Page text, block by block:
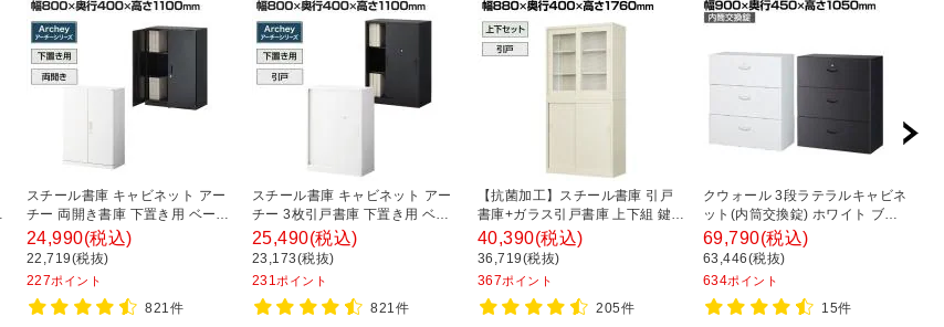
スチール書庫 キャビネット アー
チー 両開き書庫 下置き用 ベース
付き 幅800×奥行400×高さ
1100mm
24,990(税込)
22,719(税抜)
227ポイント
821件
スチール書庫 キャビネット アー
チー 3枚引戸書庫 下置き用 ベー
ス付き 幅800×奥行400×高さ
1100mm
25,490(税込)
23,173(税抜)
231ポイント
821件
【抗菌加工】スチール書庫 引戸
書庫+ガラス引戸書庫 上下組 鍵付
き オフィス キャビネット 国産 完
成品 【SIAA】
40,390(税込)
36,719(税抜)
367ポイント
205件
クウォール 3段ラテラルキャビネ
ット(内筒交換錠) ホワイト ブラ
ック 幅900×奥行450×高さ
1050mm/RW45-310D RK45-
69,790(税込)
63,446(税抜)
634ポイント
15件